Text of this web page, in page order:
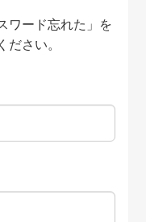
ワード忘れた」を
ださい。